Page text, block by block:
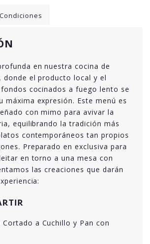
Condiciones
en nuestra cocina de
donde el producto local y el
cocinados a fuego lento se
máxima expresión. Este menú es
con mimo para avivar la
equilibrando la tradición más
contemporáneos tan propios
Preparado en exclusiva para
en torno a una mesa con
las creaciones que darán
Cortado a Cuchillo y Pan con